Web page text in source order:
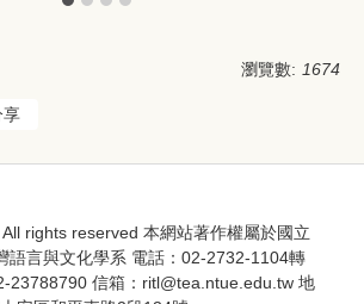
瀏覽數: 1674
享
rights reserved 本網站著作權屬於國立
語言與文化學系 電話：02-2732-1104轉
信箱：ritl@tea.ntue.edu.tw 地